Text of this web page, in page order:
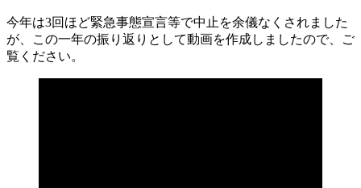
今年は3回ほど緊急事態宣言等で中止を余儀なくされました
が、この一年の振り返りとして動画を作成しましたので、ご
覧ください。